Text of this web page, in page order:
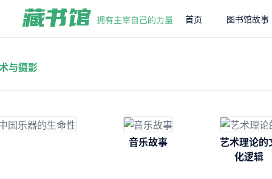
首页 图书馆故事
与摄影
音乐故事
艺术理论的
化逻辑